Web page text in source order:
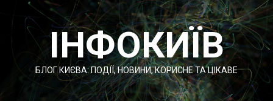
Перейти
ІНФОКИЇВ
БЛОГ КИЄВА: ПОДІЇ, НОВИНИ, КОРИСНЕ ТА ЦІКАВЕ